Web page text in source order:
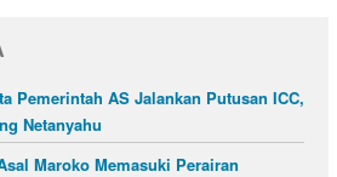
Pemerintah AS Jalankan Putusan ICC,
Netanyahu
Maroko Memasuki Perairan